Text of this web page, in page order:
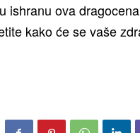
ishranu ova
kako će se vaše